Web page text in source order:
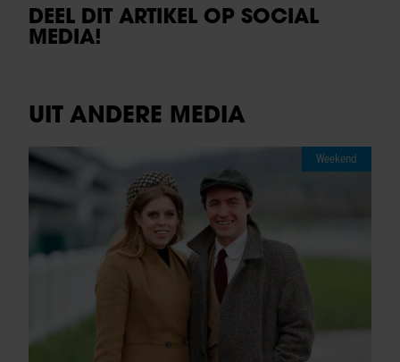
DEEL DIT ARTIKEL OP SOCIAL
MEDIA!
UIT ANDERE MEDIA
Weekend